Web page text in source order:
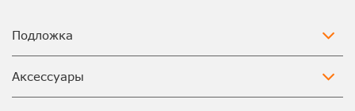
Подложка
Аксессуары